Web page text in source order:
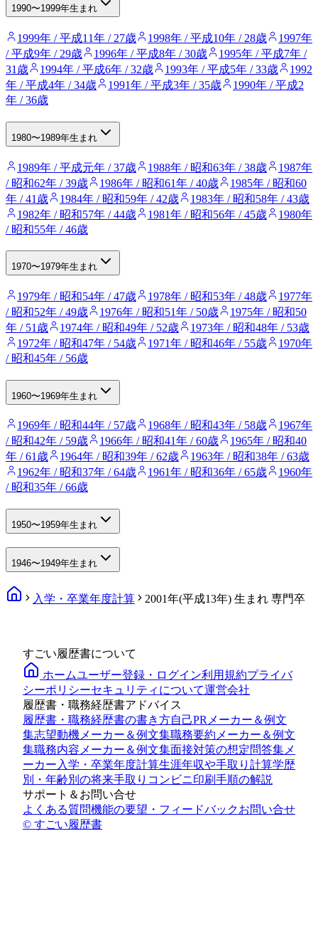
1990〜1999年生まれ
1999年 / 平成11年 / 27歳 1998年 / 平成10年 / 28歳
1997年
/ 平成9年 / 29歳
1996年 / 平成8年 / 30歳
1995年 / 平成7年 /
31歳
1994年 / 平成6年 / 32歳 1993年 / 平成5年 / 33歳
1992
年 / 平成4年 / 34歳
1991年 / 平成3年 / 35歳
1990年 / 平成2
年 / 36歳
1980〜1989年生まれ
1989年 / 平成元年 / 37歳 1988年 / 昭和63年 / 38歳
1987年
/ 昭和62年 / 39歳
1986年 / 昭和61年 / 40歳
1985年 / 昭和60
年 / 41歳
1984年 / 昭和59年 / 42歳
1983年 / 昭和58年 / 43歳
1982年 / 昭和57年 / 44歳
1981年 / 昭和56年 / 45歳
1980年
/ 昭和55年 / 46歳
1970〜1979年生まれ
1979年 / 昭和54年 / 47歳 1978年 / 昭和53年 / 48歳
1977年
/ 昭和52年 / 49歳
1976年 / 昭和51年 / 50歳
1975年 / 昭和50
年 / 51歳
1974年 / 昭和49年 / 52歳
1973年 / 昭和48年 / 53歳
1972年 / 昭和47年 / 54歳
1971年 / 昭和46年 / 55歳
1970年
/ 昭和45年 / 56歳
1960〜1969年生まれ
1969年 / 昭和44年 / 57歳 1968年 / 昭和43年 / 58歳
1967年
/ 昭和42年 / 59歳
1966年 / 昭和41年 / 60歳
1965年 / 昭和40
年 / 61歳
1964年 / 昭和39年 / 62歳
1963年 / 昭和38年 / 63歳
1962年 / 昭和37年 / 64歳
1961年 / 昭和36年 / 65歳
1960年
/ 昭和35年 / 66歳
1950〜1959年生まれ
1946〜1949年生まれ
入学・卒業年度計算 2001年(平成13年) 生まれ 専門卒
すごい履歴書について
ホームユーザー登録・ログイン利用規約プライバ
シーポリシーセキュリティについて運営会社
履歴書・職務経歴書アドバイス
履歴書・職務経歴書の書き方自己PRメーカー＆例文
集志望動機メーカー＆例文集職務要約メーカー＆例文
集職務内容メーカー＆例文集面接対策の想定問答集メ
ーカー 入学・卒業年度計算生涯年収や手取り計算学歴
別・年齢別の将来手取り コンビニ印刷手順の解説
サポート＆お問い合せ
よくある質問機能の要望・フィードバックお問い合せ
© すごい履歴書